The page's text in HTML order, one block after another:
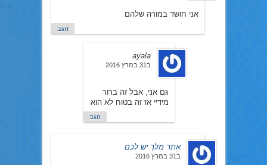
אני חושד במורה שלהם
הגב
ayala
ב31 במרץ 2016
גם אני, אבל זה ברור
מידיי אז זה בטוח לא הוא
הגב
אתר מלך יש לכם
ב31 במרץ 2016